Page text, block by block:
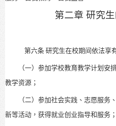
第二章 研究
第六条 研究生在校期间依法享
（一）参加学校教育教学计划安排
教学资源；
（二）参加社会实践 、 志愿服务
新等活动，获得就业创业指导和服务；